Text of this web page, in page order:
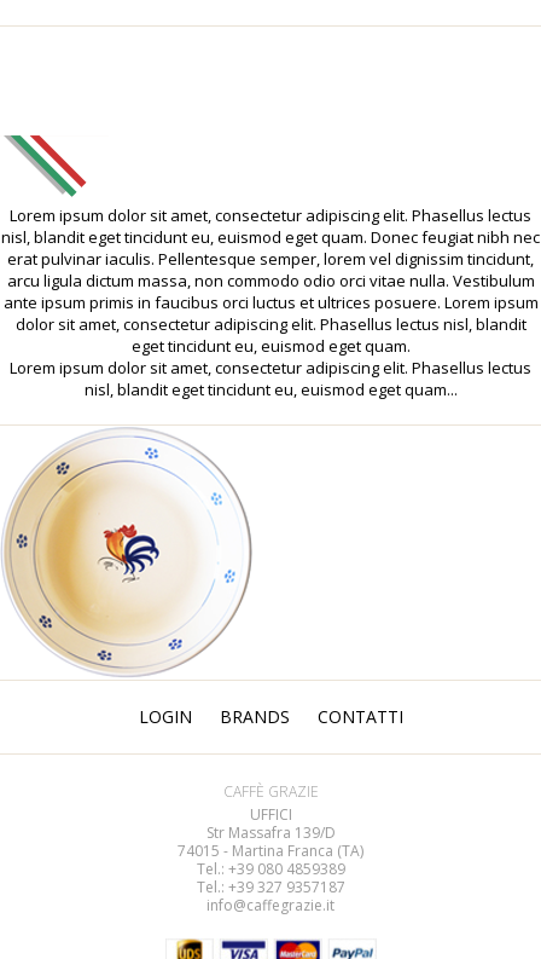
Lorem ipsum dolor sit amet, consectetur adipiscing elit. Phasellus lectus
nisl, blandit eget tincidunt eu, euismod eget quam. Donec feugiat nibh nec
erat pulvinar iaculis. Pellentesque semper, lorem vel dignissim tincidunt,
arcu ligula dictum massa, non commodo odio orci vitae nulla. Vestibulum
ante ipsum primis in faucibus orci luctus et ultrices posuere. Lorem ipsum
dolor sit amet, consectetur adipiscing elit. Phasellus lectus nisl, blandit
eget tincidunt eu, euismod eget quam.
Lorem ipsum dolor sit amet, consectetur adipiscing elit. Phasellus lectus
nisl, blandit eget tincidunt eu, euismod eget quam...
LOGIN BRANDS CONTATTI
CAFFÈ GRAZIE
UFFICI
Str Massafra 139/D
74015 - Martina Franca (TA)
Tel.: +39 0804859389
Tel.: +39 327 9357187
info@caffegrazie.it